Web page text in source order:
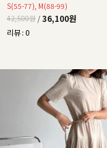
S(55-77), M(88-99)
42,500원 / 36,100원
리뷰 : 0